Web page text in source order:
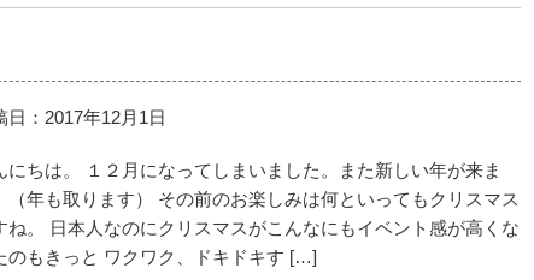
日：2017年12月1日
にちは。 １２月になってしまいました。また新しい年が来ま
（年も取ります） その前のお楽しみは何といってもクリスマス
ね。 日本人なのにクリスマスがこんなにもイベント感が高くな
のもきっと ワクワク、ドキドキす […]